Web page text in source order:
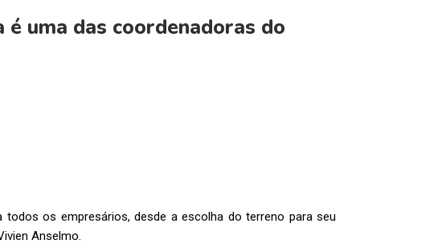
uma das coordenadoras do
os empresários, desde a escolha do terreno para seu
Anselmo.